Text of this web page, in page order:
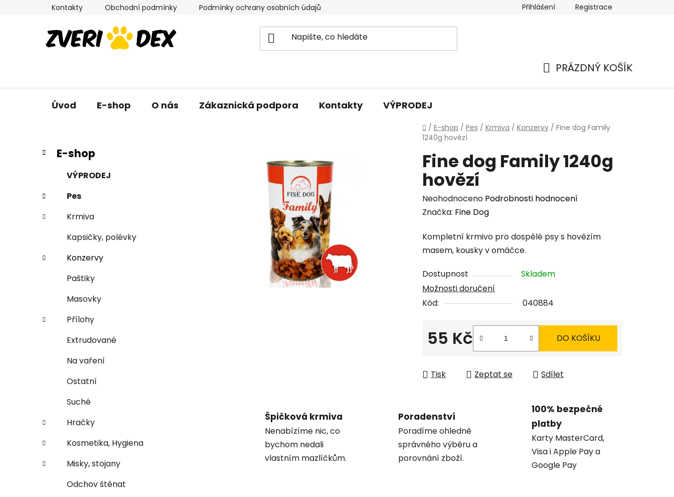
Kontakty Obchodní podmínky Podmínky ochrany osobních údajů Přihlášení Registrace
PRÁZDNÝ KOŠÍK
Úvod E-shop O nás Zákaznická podpora Kontakty VÝPRODEJ
Domů
/ E-shop / Pes / Krmiva / Konzervy / Fine dog Family
1240g hovězí
P
r
a
í
p
l
Přeskočit
kategorie
K
a
g
o
r
E-shop
VÝPRODEJ
Pes
Krmiva
Kapsičky, polévky
Konzervy
Paštiky
Masovky
Přílohy
Extrudované
Na vaření
Ostatní
Suché
Hračky
Kosmetika, Hygiena
Misky, stojany
Odchov štěnat
Fine dog Family 1240g
hovězí
Průměrné
hodnocení
je
0,0
5
hvězdiček.
Neohodnoceno Podrobnosti hodnocení
Značka: Fine Dog
Kompletní krmivo pro dospělé psy s hovězím
masem, kousky v omáčce.
Dostupnost
Skladem
Možnosti doručení
Kód:
040884
55 Kč
Měrná cena:
DO KOŠÍKU
Tisk Zeptat se Sdílet
Špičková krmiva
Nenabízíme nic, co
bychom nedali
vlastním mazlíčkům.
Poradenství
Poradíme ohledně
správného výběru a
porovnání zboží.
100% bezpečné
platby
Karty MasterCard,
Visa i Apple Pay a
Google Pay